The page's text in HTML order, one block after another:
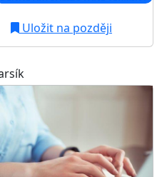
Uložit na později